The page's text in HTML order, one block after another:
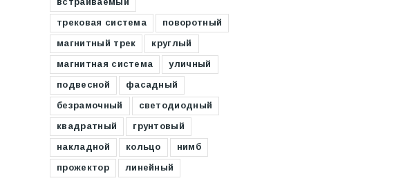
трековая система
поворотный
магнитный трек
круглый
магнитная система
уличный
подвесной
фасадный
безрамочный
светодиодный
квадратный
грунтовый
накладной
кольцо
нимб
прожектор
линейный